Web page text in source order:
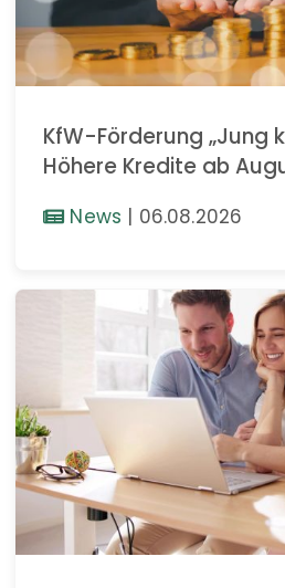
KfW-Förderung „Jung
Höhere Kredite ab
News | 06.08.2026